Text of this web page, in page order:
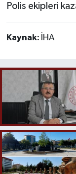
Polis ekipleri
Kaynak: İHA